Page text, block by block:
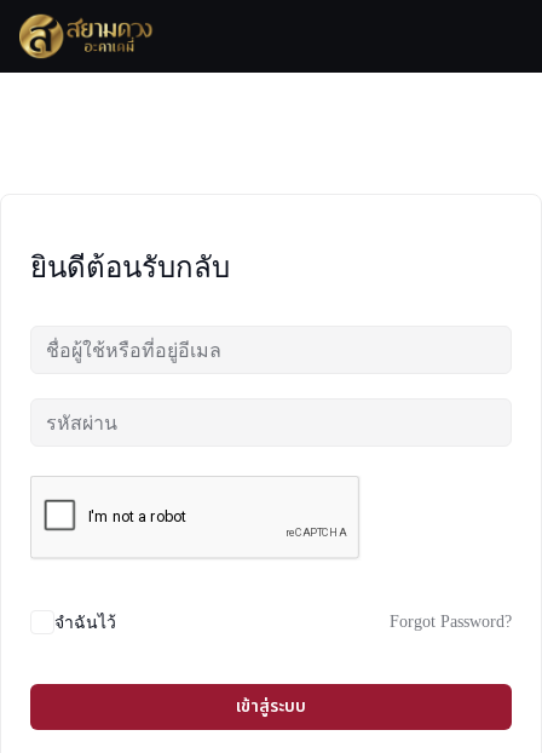
Skip
content
ยินดีต้อนรับกลับ
จำฉันไว้ Forgot Password?
เข้าสู่ระบบ